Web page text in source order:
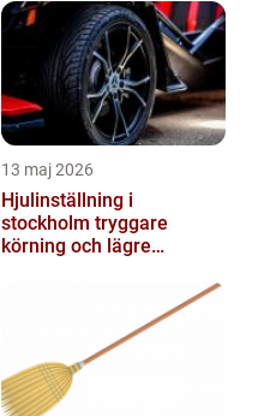
13 maj 2026
Hjulinställning i
stockholm tryggare
körning och lägre